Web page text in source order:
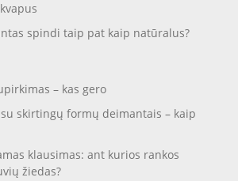
spindi taip pat kaip natūralus?
– kas gero
skirtingų formų deimantais – kaip
klausimas: ant kurios rankos
žiedas?